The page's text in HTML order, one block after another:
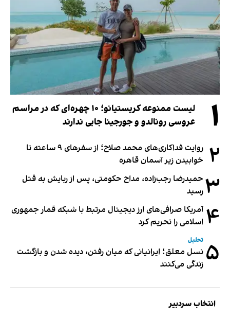
۱
لیست ممنوعه کریستیانو؛ ۱۰ چهره‌ای که در مراسم
عروسی رونالدو و جورجینا جایی ندارند
۲
روایت فداکاری‌های محمد صلاح؛ از سفرهای ۹ ساعته تا
خوابیدن زیر آسمان قاهره
۳ حمیدرضا رجب‌زاده، مداح حکومتی، پس از ربایش به قتل
رسید
۴ آمریکا صرافی‌های ارز دیجیتال مرتبط با شبکه قمار جمهوری
اسلامی را تحریم کرد
۵ تحلیل
نسل معلق؛ ایرانیانی که میان رفتن، دیده شدن و بازگشت
زندگی می‌کنند
انتخاب سردبیر